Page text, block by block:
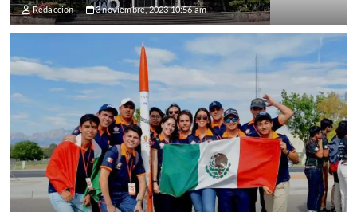
Redaccion 3 noviembre, 2023 10:56 am